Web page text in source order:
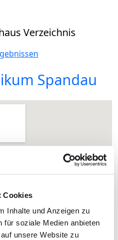
Cookies
Inhalte und Anzeigen zu
für soziale Medien anbieten
unsere Website zu
Spandau